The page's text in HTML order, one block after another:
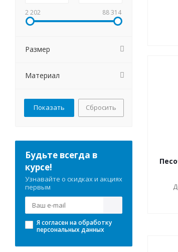
2 202 88 314
Размер
Материал
Сбросить
Будьте всегда в
курсе!
Узнавайте о скидках и акциях
первым
Я согласен наобработку
персональных данных